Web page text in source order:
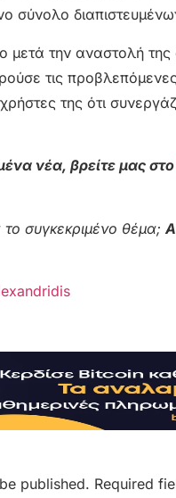
σύνολο
μετά την αναστολή
τις
της ότι
νέα, βρείτε μας στο
συγκεκριμένο θέμα;
published. Required